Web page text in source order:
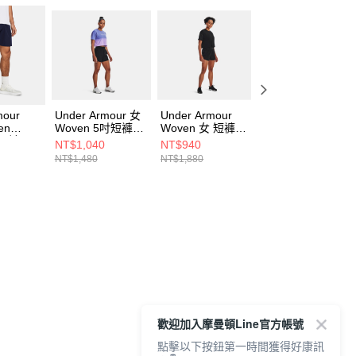
褲
Under Armour 女
Woven 5吋短褲
1376933-001
NT$1,040
NT$1,480
Under Armour
Woven 女 短褲
1377555-001
NT$940
NT$1,880
歡迎加入摩曼頓Line官方帳號
點擊以下按鈕第一時間獲得好康訊